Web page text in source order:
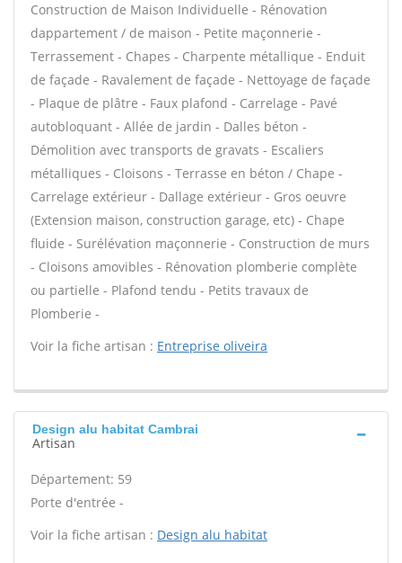
Construction de Maison Individuelle - Rénovation
dappartement / de maison - Petite maçonnerie -
Terrassement - Chapes - Charpente métallique - Enduit
de façade - Ravalement de façade - Nettoyage de façade
- Plaque de plâtre - Faux plafond - Carrelage - Pavé
autobloquant - Allée de jardin - Dalles béton -
Démolition avec transports de gravats - Escaliers
métalliques - Cloisons - Terrasse en béton / Chape -
Carrelage extérieur - Dallage extérieur - Gros oeuvre
(Extension maison, construction garage, etc) - Chape
fluide - Surélévation maçonnerie - Construction de murs
- Cloisons amovibles - Rénovation plomberie complète
ou partielle - Plafond tendu - Petits travaux de
Plomberie -
Voir la fiche artisan : Entreprise oliveira
Design alu habitat Cambrai
Artisan
Département: 59
Porte d'entrée -
Voir la fiche artisan : Design alu habitat